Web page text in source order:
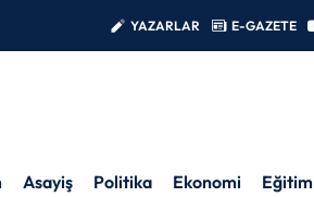
YAZARLAR E-GAZETE
Asayiş Politika Ekonomi Eğitim